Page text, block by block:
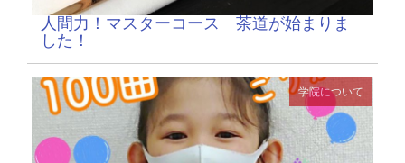
人間力！マスターコース 茶道が始まりま
した！
学院について